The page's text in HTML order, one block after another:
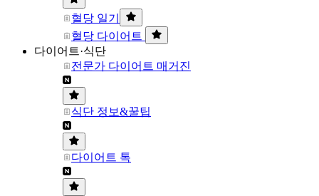
혈당 일기
혈당 다이어트
다이어트·식단
전문가 다이어트 매거진
식단 정보&꿀팁
다이어트 톡